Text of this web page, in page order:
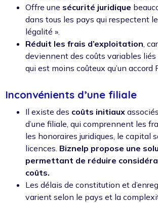
Offre une sécurité juridique
dans tous les pays qui respectent
légalité ».
Réduit les frais d’exploitation ,
deviennent des coûts variables liés
qui est moins coûteux qu’un accord
Inconvénients d’une filiale
Il existe des coûts initiaux
d’une filiale, qui comprennent les
les honoraires juridiques, le capital
licences. Biznelp propose une
permettant de réduire
coûts.
Les délais de constitution et
varient selon le pays et la